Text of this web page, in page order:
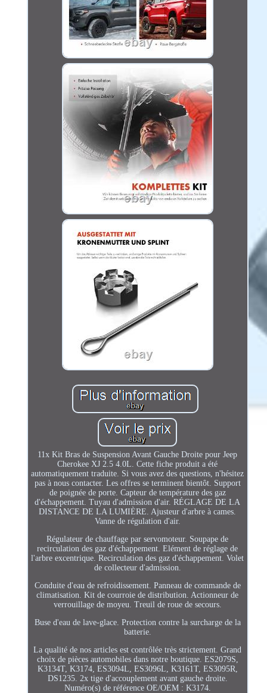
11x Kit Bras de Suspension Avant Gauche Droite pour Jeep
Cherokee XJ 2.5 4.0L. Cette fiche produit a été
automatiquement traduite. Si vous avez des questions, n'hésitez
pas à nous contacter. Les offres se terminent bientôt. Support
de poignée de porte. Capteur de température des gaz
d'échappement. Tuyau d'admission d'air. RÉGLAGE DE LA
DISTANCE DE LA LUMIÈRE. Ajusteur d'arbre à cames.
Vanne de régulation d'air.
Régulateur de chauffage par servomoteur. Soupape de
recirculation des gaz d'échappement. Elément de réglage de
l'arbre excentrique. Recirculation des gaz d'échappement. Volet
de collecteur d'admission.
Conduite d'eau de refroidissement. Panneau de commande de
climatisation. Kit de courroie de distribution. Actionneur de
verrouillage de moyeu. Treuil de roue de secours.
Buse d'eau de lave-glace. Protection contre la surcharge de la
batterie.
La qualité de nos articles est contrôlée très strictement. Grand
choix de pièces automobiles dans notre boutique. ES2079S,
K3134T, K3174, ES3094L, ES3096L, K3161T, ES3095R,
DS1235. 2x tige d'accouplement avant gauche droite.
Numéro(s) de référence OE/OEM : K3174.